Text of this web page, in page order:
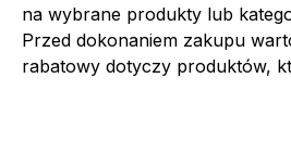
na wybrane produkty lub
Przed dokonaniem zakupu
rabatowy dotyczy produktów,